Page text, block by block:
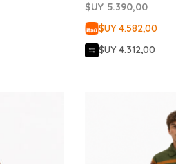
$UY 5.390,00
$UY 4.582,00
$UY 4.312,00